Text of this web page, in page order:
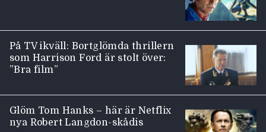
På TV ikväll: Bortglömda thrillern
som Harrison Ford är stolt över:
”Bra film”
Glöm Tom Hanks – här är Netflix
nya Robert Langdon-skådis